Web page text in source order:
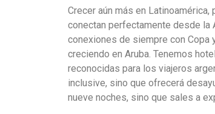
Crecer aún más en
conectan perfectamente desde la
conexiones de siempre con Copa
creciendo en Aruba. Tenemos
reconocidas para los viajeros
inclusive, sino que ofrecerá
nueve noches, sino que sales a